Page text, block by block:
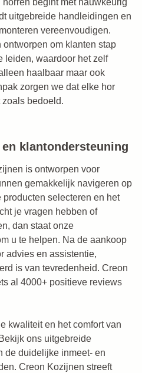
begint met nauwkeurig
uitgebreide handleidingen en
vereenvoudigen.
om klanten stap
leiden, waardoor het zelf
haalbaar maar ook
zorgen we dat elke hor
zoals bedoeld.
klantondersteuning
is ontworpen voor
gemakkelijk navigeren op
selecteren en het
je vragen hebben of
dan staat onze
u te helpen. Na de aankoop
advies en assistentie,
is van tevredenheid. Creon
al 4000+ positieve reviews
kwaliteit en het comfort van
ons uitgebreide
de duidelijke inmeet- en
Creon Kozijnen streeft